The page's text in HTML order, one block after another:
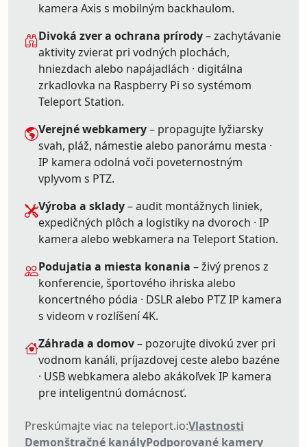
kamera Axis s mobilným backhaulom.
Divoká zver a ochrana prírody– zachytávanie
aktivity zvierat pri vodných plochách,
hniezdach alebo napájadlách · digitálna
zrkadlovka na Raspberry Pi so systémom
Teleport Station.
Verejné webkamery– propagujte lyžiarsky
svah, pláž, námestie alebo panorámu mesta ·
IP kamera odolná voči poveternostným
vplyvom s PTZ.
Výroba a sklady– audit montážnych liniek,
expedičných plôch a logistiky na dvoroch · IP
kamera alebo webkamera na Teleport Station.
Podujatia a miesta konania – živý prenos z
konferencie, športového ihriska alebo
koncertného pódia · DSLR alebo PTZ IP kamera
s videom v rozlíšení 4K.
Záhrada a domov– pozorujte divokú zver pri
vodnom kanáli, príjazdovej ceste alebo bazéne
· USB webkamera alebo akákoľvek IP kamera
pre inteligentnú domácnosť.
Preskúmajte viac na teleport.io:Vlastnosti
Demonštračné kanályPodporované kamery